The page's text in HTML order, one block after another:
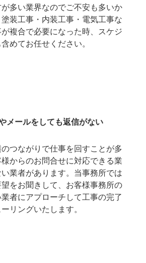
多い業界なのでご不安も多いか
装工事・内装工事・電気工事な
複合で必要になった時、スケジ
めてお任せください。
メールをしても返信がない
つながりで仕事を回すことが多
からのお問合せに対応できる業
業者があります。当事務所では
をお聞きして、お客様事務所の
者にアプローチして工事の完了
リングいたします。